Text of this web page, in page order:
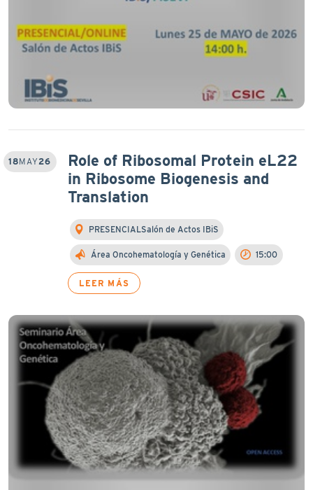
18MAY26
Role of Ribosomal Protein eL22
in Ribosome Biogenesis and
Translation
PRESENCIALSalón de Actos IBiS
Área Oncohematología y Genética 15:00
LEER MÁS